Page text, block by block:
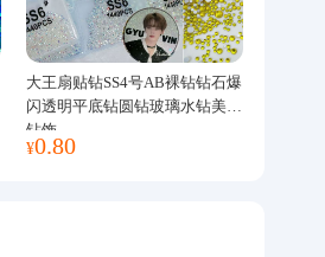
大王扇贴钻SS4号AB裸钻钻石爆
闪透明平底钻圆钻玻璃水钻美甲
钻饰
¥0.80